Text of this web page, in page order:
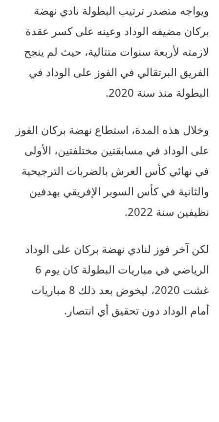
ويواجه متصدر ترتيب البطولة نادي نهضة
بركان مضيفه الوداد وعينه على كسر عقدة
لازمته لأربعة سنوات متتالية، حيث لم ينجح
الفريق البرتقالي في الفوز على الوداد في
البطولة منذ سنة 2020.
وخلال هذه المدة، استطاع نهضة بركان الفوز
على الوداد في مسابقتين مختلفتين، الأولى
في نهائي كأس العرش بالضربات الترجيحية
والثانية في كأس السوبر الإفريقي بهدفين
نظيفين سنة 2022.
لكن آخر فوز لنادي نهضة بركان على الوداد
الرياضي في مباريات البطولة كان يوم 6
غشت 2020، ليخوض بعد ذلك 8 مباريات
أمام الوداد دون تحقيق أي انتصار.